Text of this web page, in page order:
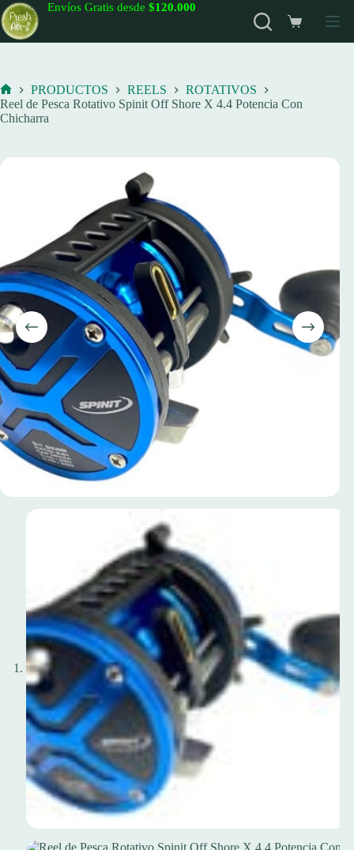
Saltar
al
contenido
Envíos Gratis desde $120.000
Carro
de
Inicio
PRODUCTOS REELS
ROTATIVOS
Reel de Pesca Rotativo Spinit Off Shore X 4.4 Potencia Con
Chicharra